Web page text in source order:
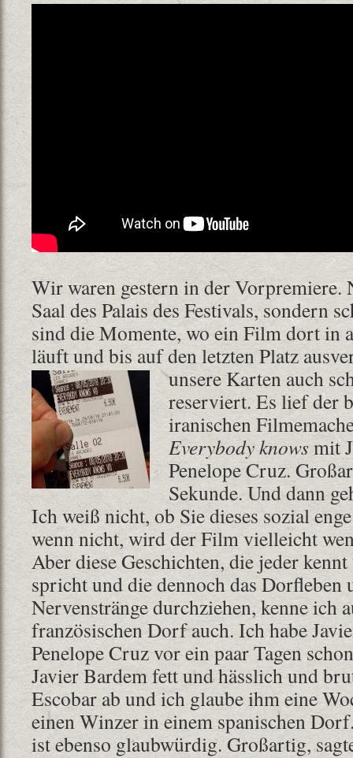
Wir waren gestern in der Vorpremiere.
Saal des Palais des Festivals, sondern
sind die Momente, wo ein Film dort in
läuft und bis auf den letzten Platz
unsere Karten auch
reserviert. Es lief der
iranischen
Everybody knowsmit
Penelope Cruz.
Sekunde. Und dann
Ich weiß nicht, ob Sie dieses sozial
wenn nicht, wird der Film vielleicht
Aber diese Geschichten, die jeder
spricht und die dennoch das Dorfleben
Nervenstränge durchziehen, kenne ich
französischen Dorf auch. Ich habe
Penelope Cruz vor ein paar Tagen
Javier Bardem fett und hässlich und
Escobar ab und ich glaube ihm eine
einen Winzer in einem spanischen
ist ebenso glaubwürdig. Großartig,